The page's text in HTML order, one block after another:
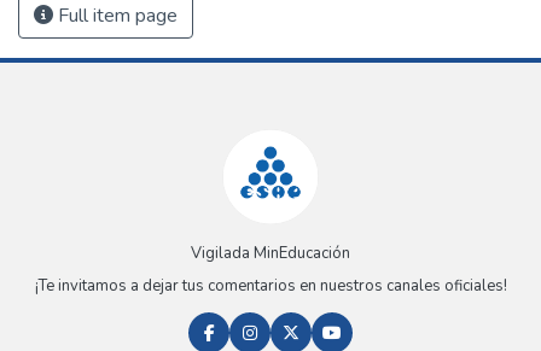
Full item page
Vigilada MinEducación
¡Te invitamos a dejar tus comentarios en nuestros canales oficiales!